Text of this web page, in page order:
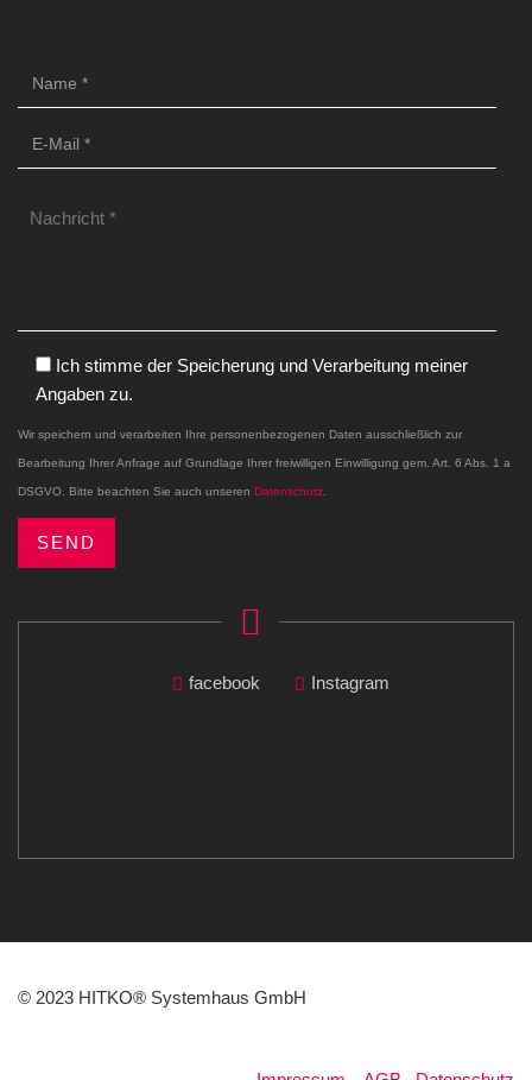
Ich stimme der Speicherung und Verarbeitung meiner
Angaben zu.
Wir speichern und verarbeiten Ihre personenbezogenen Daten ausschließlich zur
Bearbeitung Ihrer Anfrage auf Grundlage Ihrer freiwilligen Einwilligung gem. Art. 6 Abs. 1 a
DSGVO. Bitte beachten Sie auch unseren Datenschutz.
facebook Instagram
© 2023 HITKO® Systemhaus GmbH